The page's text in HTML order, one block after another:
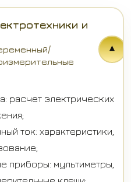
и
▾
расчет электрических
ток: характеристики,
приборы: мультиметры,